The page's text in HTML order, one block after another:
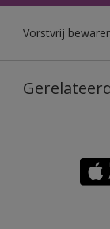
Vorstvrij